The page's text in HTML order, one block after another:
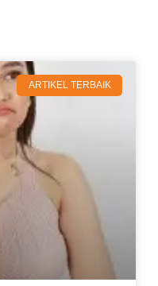
ARTIKEL TERBAIK